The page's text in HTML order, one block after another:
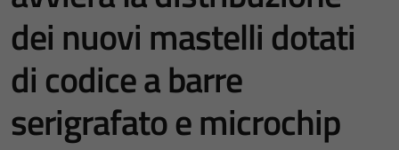
dei nuovi mastelli dotati
di codice a barre
serigrafato e microchip